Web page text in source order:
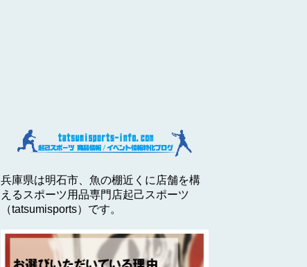
兵庫県は明石市、魚の棚近くに店舗を構
えるスポーツ用品専門店起己スポーツ
（tatsumisports）です。